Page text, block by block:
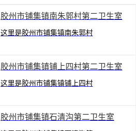
胶州市铺集镇南朱郭村第二卫生室
这里是胶州市铺集镇南朱郭村
黄页的介绍页，位于青岛胶州
市铺集镇南朱郭村，营业范围
许可经营的,须凭许可证经营)
胶州市铺集镇铺上四村第二卫生室
这里是胶州市铺集镇铺上四村
黄页的介绍页，位于青岛胶州
胶州市铺集镇石清沟第二卫生室